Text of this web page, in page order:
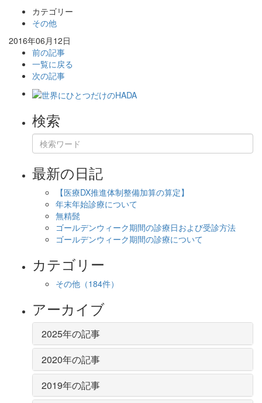
カテゴリー
その他
2016年06月12日
前の記事
一覧に戻る
次の記事
検索
最新の日記
【医療DX推進体制整備加算の算定】
年末年始診療について
無精髭
ゴールデンウィーク期間の診療日および受診方法
ゴールデンウィーク期間の診療について
カテゴリー
その他 （184件）
アーカイブ
2025年の記事
2020年の記事
2019年の記事